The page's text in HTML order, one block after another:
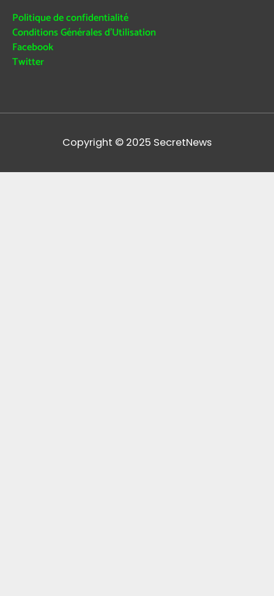
Politique de confidentialité
Conditions Générales d’Utilisation
Facebook
Twitter
Copyright © 2025 SecretNews